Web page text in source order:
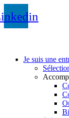
Je suis une